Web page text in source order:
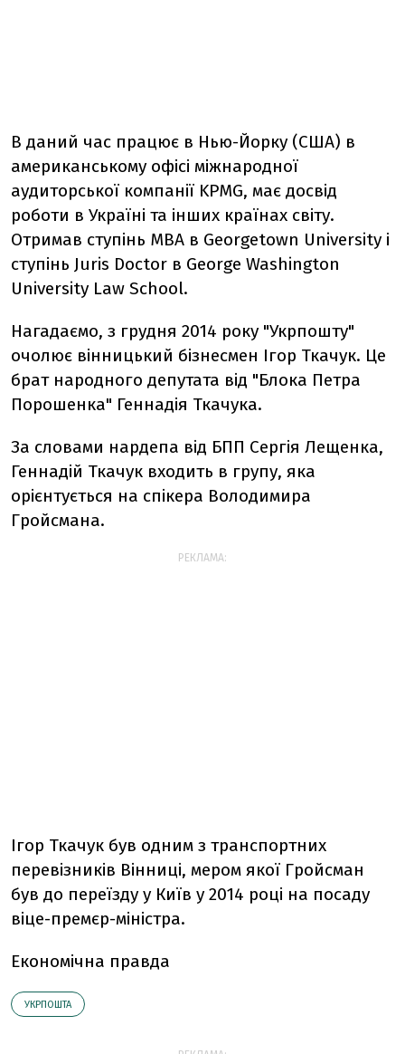
В даний час працює в Нью-Йорку (США) в
американському офісі міжнародної
аудиторської компанії KPMG, має досвід
роботи в Україні та інших країнах світу.
Отримав ступінь МВА в Georgetown University і
ступінь Juris Doctor в George Washington
University Law School.
Нагадаємо, з грудня 2014 року "Укрпошту"
очолює вінницький бізнесмен Ігор Ткачук. Це
брат народного депутата від "Блока Петра
Порошенка" Геннадія Ткачука.
За словами нардепа від БПП Сергія Лещенка,
Геннадій Ткачук входить в групу, яка
орієнтується на спікера Володимира
Гройсмана.
РЕКЛАМА:
Ігор Ткачук був одним з транспортних
перевізників Вінниці, мером якої Гройсман
був до переїзду у Київ у 2014 році на посаду
віце-премєр-міністра.
Економічна правда
УКРПОШТА